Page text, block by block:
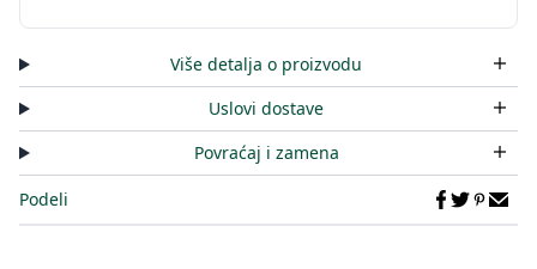
Više detalja o proizvodu
Uslovi dostave
Povraćaj i zamena
Podeli